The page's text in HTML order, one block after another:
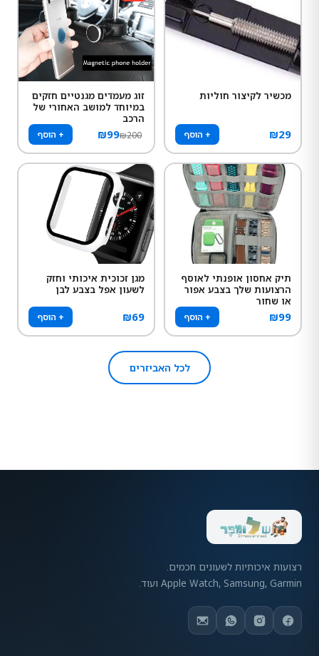
מכשיר לקיצור חוליות
₪29 + הוסף
זוג מעמדים מגנטיים חזקים
במיוחד למושב האחורי של
הרכב
₪99₪200 + הוסף
תיק אחסון אופנתי לאוסף
הרצועות שלך בצבע אפור
או שחור
₪99 + הוסף
מגן זכוכית איכותי וחזק
לשעון אפל בצבע לבן
₪69 + הוסף
לכל האביזרים
רצועות איכותיות לשעונים חכמים.
Apple Watch, Samsung, Garmin ועוד.